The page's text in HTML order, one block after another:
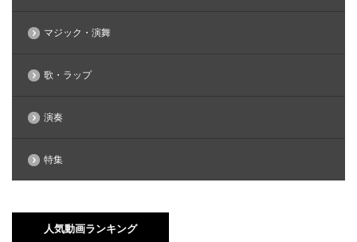
マジック・演舞
歌・ラップ
演奏
特集
人気動画ランキング